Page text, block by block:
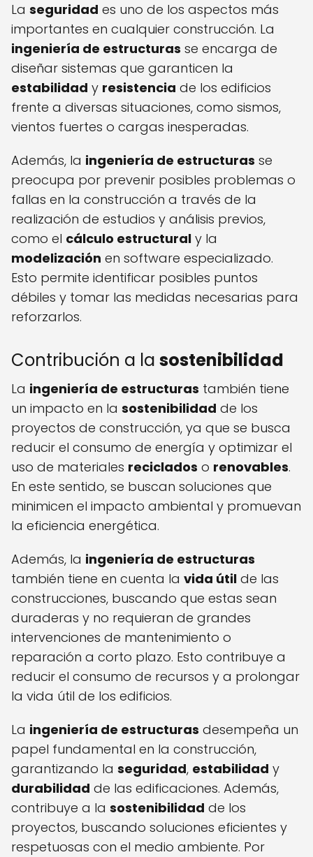
La seguridad es uno de los aspectos más
importantes en cualquier construcción. La
ingeniería de estructuras se encarga de
diseñar sistemas que garanticen la
estabilidad y resistencia de los edificios
frente a diversas situaciones, como sismos,
vientos fuertes o cargas inesperadas.
Además, la ingeniería de estructuras se
preocupa por prevenir posibles problemas o
fallas en la construcción a través de la
realización de estudios y análisis previos,
como el cálculo estructural y la
modelización en software especializado.
Esto permite identificar posibles puntos
débiles y tomar las medidas necesarias para
reforzarlos.
Contribución a la sostenibilidad
La ingeniería de estructuras también tiene
un impacto en la sostenibilidad de los
proyectos de construcción, ya que se busca
reducir el consumo de energía y optimizar el
uso de materiales reciclados o renovables.
En este sentido, se buscan soluciones que
minimicen el impacto ambiental y promuevan
la eficiencia energética.
Además, la ingeniería de estructuras
también tiene en cuenta la vida útil de las
construcciones, buscando que estas sean
duraderas y no requieran de grandes
intervenciones de mantenimiento o
reparación a corto plazo. Esto contribuye a
reducir el consumo de recursos y a prolongar
la vida útil de los edificios.
La ingeniería de estructuras desempeña un
papel fundamental en la construcción,
garantizando la seguridad, estabilidad y
durabilidad de las edificaciones. Además,
contribuye a la sostenibilidad de los
proyectos, buscando soluciones eficientes y
respetuosas con el medio ambiente. Por